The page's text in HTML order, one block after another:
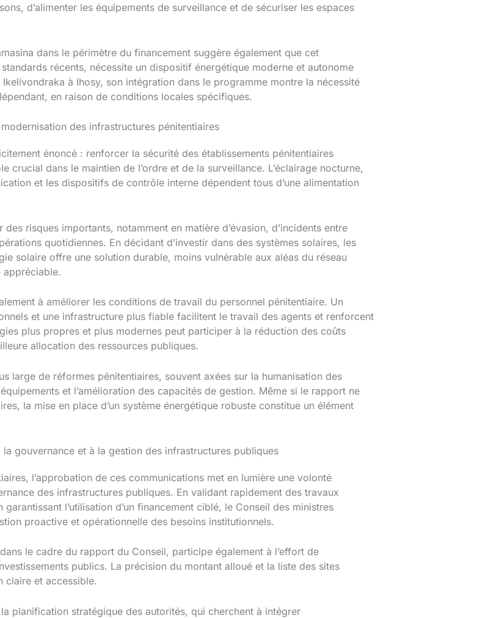
d’alimenter les équipements de surveillance et de sécuriser les espaces
dans le périmètre du financement suggère également que cet
récents, nécessite un dispositif énergétique moderne et autonome
à Ihosy, son intégration dans le programme montre la nécessité
en raison de conditions locales spécifiques.
des infrastructures pénitentiaires
énoncé : renforcer la sécurité des établissements pénitentiaires
crucial dans le maintien de l’ordre et de la surveillance. L’éclairage nocturne,
et les dispositifs de contrôle interne dépendent tous d’une alimentation
risques importants, notamment en matière d’évasion, d’incidents entre
quotidiennes. En décidant d’investir dans des systèmes solaires, les
solaire offre une solution durable, moins vulnérable aux aléas du réseau
appréciable.
à améliorer les conditions de travail du personnel pénitentiaire. Un
et une infrastructure plus fiable facilitent le travail des agents et renforcent
plus propres et plus modernes peut participer à la réduction des coûts
allocation des ressources publiques.
large de réformes pénitentiaires, souvent axées sur la humanisation des
et l’amélioration des capacités de gestion. Même si le rapport ne
la mise en place d’un système énergétique robuste constitue un élément
gouvernance et à la gestion des infrastructures publiques
l’approbation de ces communications met en lumière une volonté
des infrastructures publiques. En validant rapidement des travaux
l’utilisation d’un financement ciblé, le Conseil des ministres
proactive et opérationnelle des besoins institutionnels.
le cadre du rapport du Conseil, participe également à l’effort de
publics. La précision du montant alloué et la liste des sites
claire et accessible.
planification stratégique des autorités, qui cherchent à intégrer